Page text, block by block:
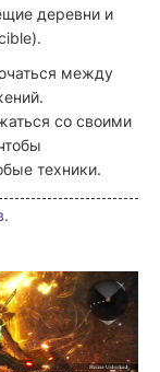
деревни и
между
со своими
техники.